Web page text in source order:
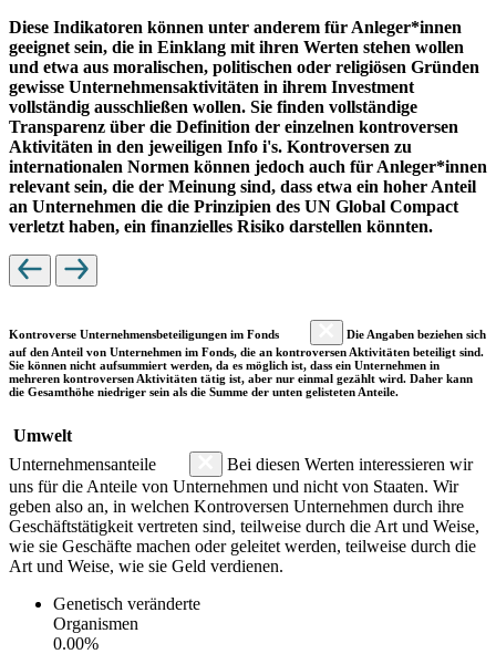
Diese Indikatoren können unter anderem für Anleger*innen
geeignet sein, die in Einklang mit ihren Werten stehen wollen
und etwa aus moralischen, politischen oder religiösen Gründen
gewisse Unternehmensaktivitäten in ihrem Investment
vollständig ausschließen wollen. Sie finden vollständige
Transparenz über die Definition der einzelnen kontroversen
Aktivitäten in den jeweiligen Info i's. Kontroversen zu
internationalen Normen können jedoch auch für Anleger*innen
relevant sein, die der Meinung sind, dass etwa ein hoher Anteil
an Unternehmen die die Prinzipien des UN Global Compact
verletzt haben, ein finanzielles Risiko darstellen könnten.
Kontroverse Unternehmensbeteiligungen im Fonds
Die Angaben beziehen sich
auf den Anteil von Unternehmen im Fonds, die an kontroversen Aktivitäten beteiligt sind.
Sie können nicht aufsummiert werden, da es möglich ist, dass ein Unternehmen in
mehreren kontroversen Aktivitäten tätig ist, aber nur einmal gezählt wird. Daher kann
die Gesamthöhe niedriger sein als die Summe der unten gelisteten Anteile.
Umwelt
Unternehmensanteile
Bei diesen Werten interessieren wir
uns für die Anteile von Unternehmen und nicht von Staaten. Wir
geben also an, in welchen Kontroversen Unternehmen durch ihre
Geschäftstätigkeit vertreten sind, teilweise durch die Art und Weise,
wie sie Geschäfte machen oder geleitet werden, teilweise durch die
Art und Weise, wie sie Geld verdienen.
Genetisch veränderte
Organismen
0.00%